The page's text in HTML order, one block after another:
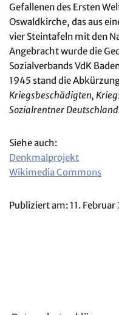
Gefallenen des Ersten
Oswaldkirche, das aus
vier Steintafeln mit den
Angebracht wurde die
Sozialverbands VdK
1945 stand die
Kriegsbeschädigten,
Sozialrentner
Siehe auch:
Denkmalprojekt
Wikimedia Commons
Publiziert am: 11. Februar